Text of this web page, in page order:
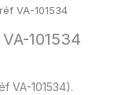
VA-101534
101534
VA-101534).